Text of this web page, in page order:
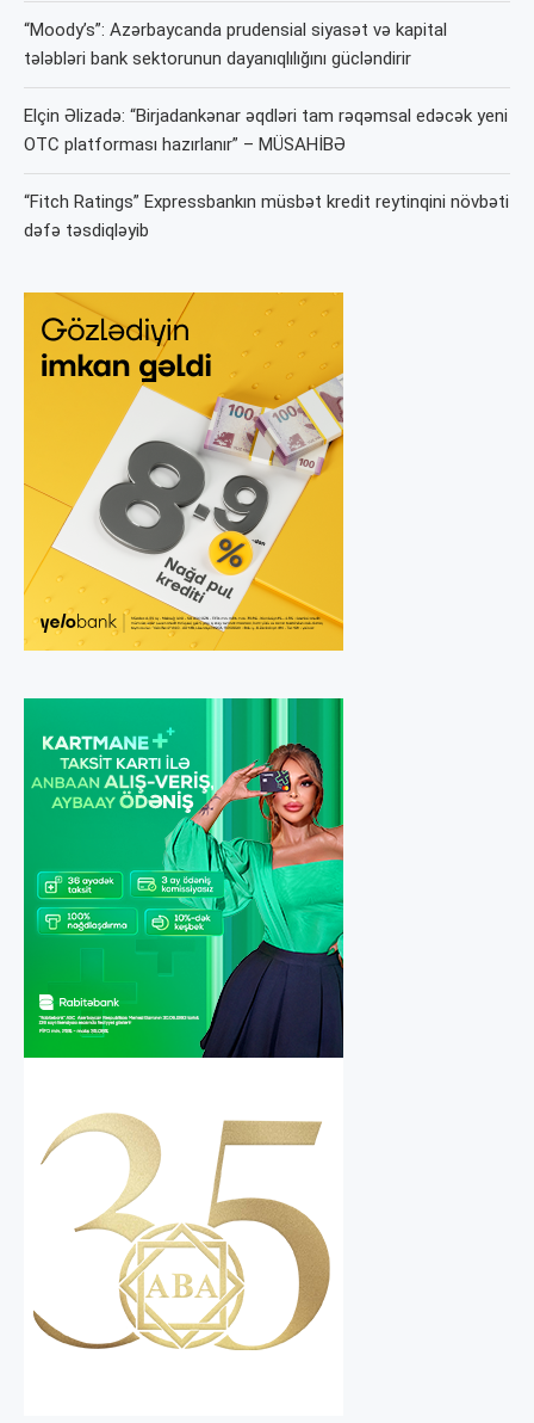
“Moody’s”: Azərbaycanda prudensial siyasət və kapital
tələbləri bank sektorunun dayanıqlılığını gücləndirir
Elçin Əlizadə: “Birjadankənar əqdləri tam rəqəmsal edəcək yeni
OTC platforması hazırlanır” – MÜSAHİBƏ
“Fitch Ratings” Expressbankın müsbət kredit reytinqini növbəti
dəfə təsdiqləyib